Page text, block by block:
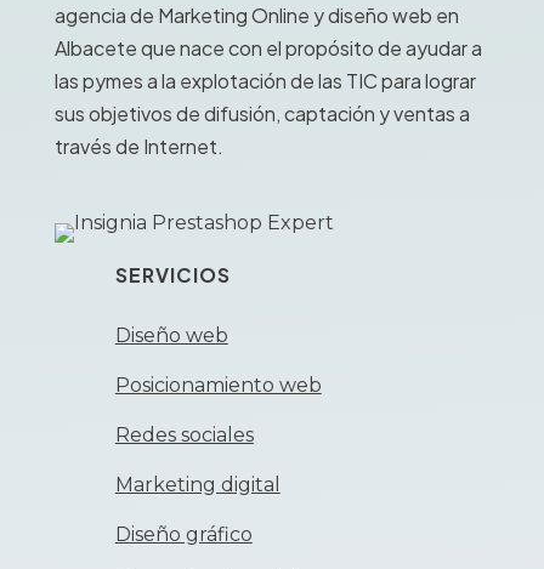
agencia de Marketing Online y diseño web en
Albacete que nace con el propósito de ayudar a
las pymes a la explotación de las TIC para lograr
sus objetivos de difusión, captación y ventas a
través de Internet.
SERVICIOS
Diseño web
Posicionamiento web
Redes sociales
Marketing digital
Diseño gráfico